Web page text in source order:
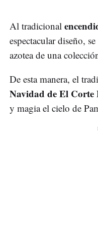
Al tradicional
espectacular diseño,
azotea de una
De esta manera, el
Navidad de El Corte
y magia el cielo de